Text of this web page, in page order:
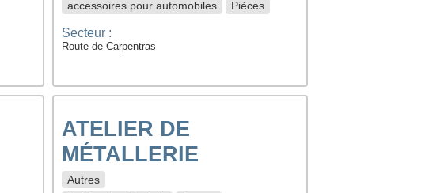
accessoires pour automobiles
Pièces
Secteur :
Route de Carpentras
ATELIER DE
MÉTALLERIE
Autres